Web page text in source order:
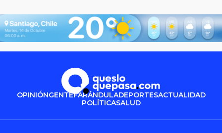
OPINIÓNGENTEFARÁNDULADEPORTESACTUALIDAD
POLÍTICASALUD